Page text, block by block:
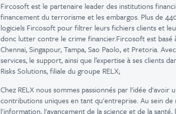
Fircosoft est le partenaire leader des institutions
financement du terrorisme et les embargos. Plus de
logiciels Fircosoft pour filtrer leurs fichiers clients et
donc lutter contre le crime financier.Fircosoft est basé
Chennai, Singapour, Tampa, Sao Paolo, et Pretoria.
services, le support, ainsi que l’expertise à ses clients
Risks Solutions, filiale du groupe RELX;
Chez RELX nous sommes passionnés par l'idée
contributions uniques en tant qu'entreprise. Au sein
l'information, l'avancement de la science et de la